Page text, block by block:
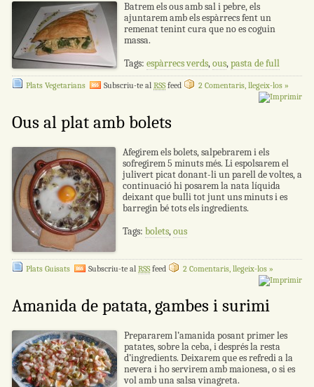
Batrem els ous amb sal i pebre, els
ajuntarem amb els espàrrecs fent un
remenat tenint cura que no es coguin
massa.
Tags: espàrrecs verds,ous,pasta de full
Plats Vegetarians Subscriu-te al RSSfeed 2 Comentaris, llegeix-los »
Ous al plat amb bolets
Afegirem els bolets, salpebrarem i els
sofregirem 5 minuts més. Li espolsarem el
julivert picat donant-li un parell de voltes, a
continuació hi posarem la nata líquida
deixant que bulli tot junt uns minuts i es
barregin bé tots els ingredients.
Tags: bolets,ous
Plats Guisats Subscriu-te al RSSfeed 2 Comentaris, llegeix-los »
Amanida de patata, gambes i surimi
Prepararem l’amanida posant primer les
patates, sobre la ceba, i després la resta
d’ingredients. Deixarem que es refredi a la
nevera i ho servirem amb maionesa, o si es
vol amb una salsa vinagreta.